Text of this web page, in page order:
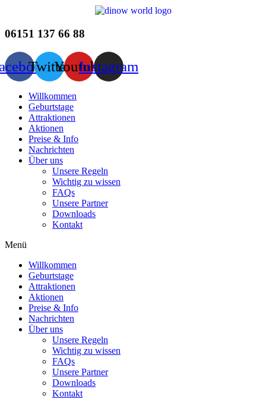
wechseln
06151 137 66 88
TwitterYoutubeInstagram
Willkommen
Geburtstage
Attraktionen
Aktionen
Preise & Info
Nachrichten
Über uns
Unsere Regeln
Wichtig zu wissen
FAQs
Unsere Partner
Downloads
Kontakt
Menü
Willkommen
Geburtstage
Attraktionen
Aktionen
Preise & Info
Nachrichten
Über uns
Unsere Regeln
Wichtig zu wissen
FAQs
Unsere Partner
Downloads
Kontakt